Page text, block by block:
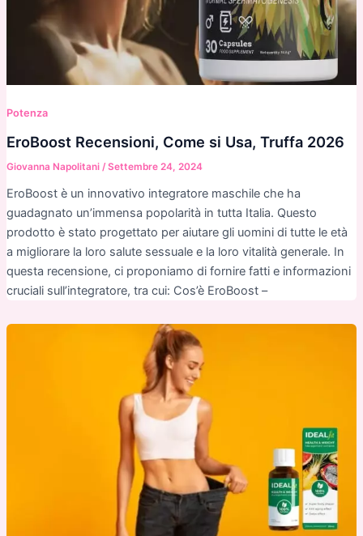
Potenza
EroBoost Recensioni, Come si Usa, Truffa 2026
Giovanna Napolitani /Settembre 24, 2024
EroBoost è un innovativo integratore maschile che ha
guadagnato un’immensa popolarità in tutta Italia. Questo
prodotto è stato progettato per aiutare gli uomini di tutte le età
a migliorare la loro salute sessuale e la loro vitalità generale. In
questa recensione, ci proponiamo di fornire fatti e informazioni
cruciali sull’integratore, tra cui: Cos’è EroBoost –